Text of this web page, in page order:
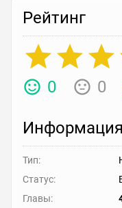
Рейтинг
0 0
Информация
Тип:
Статус:
Главы: